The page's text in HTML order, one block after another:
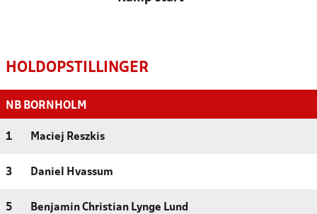
HOLDOPSTILLINGER
NB BORNHOLM
1 Maciej Reszkis
3 Daniel Hvassum
5 Benjamin Christian Lynge Lund